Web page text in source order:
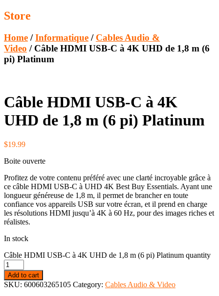
Store
Home /Informatique / Cables Audio &
Video / Câble HDMI USB-C à 4K UHD de 1,8 m (6
pi) Platinum
Câble HDMI USB-C à 4K
UHD de 1,8 m (6 pi) Platinum
$19.99
Boite ouverte
Profitez de votre contenu préféré avec une clarté incroyable grâce à
ce câble HDMI USB-C à UHD 4K Best Buy Essentials. Ayant une
longueur généreuse de 1,8 m, il permet de brancher en toute
confiance vos appareils USB sur votre écran, et il prend en charge
les résolutions HDMI jusqu’à 4K à 60 Hz, pour des images riches et
réalistes.
In stock
Câble HDMI USB-C à 4K UHD de 1,8 m (6 pi) Platinum quantity
Add to cart
SKU: 600603265105 Category: Cables Audio & Video